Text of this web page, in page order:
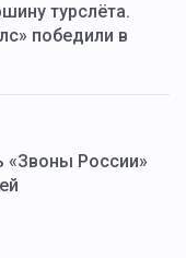
турслёта.
победили в
«Звоны России»